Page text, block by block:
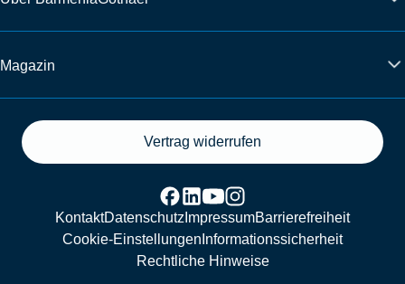
Magazin
Vertrag widerrufen
KontaktDatenschutz ImpressumBarrierefreiheit
Cookie-Einstellungen Informationssicherheit
Rechtliche Hinweise